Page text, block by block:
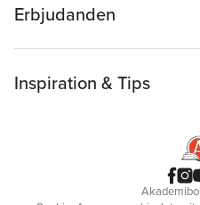
Erbjudanden
Inspiration & Tips